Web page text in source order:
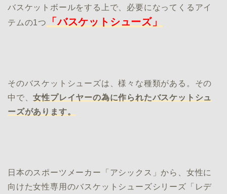
バスケットボールをする上で、必要になってくるアイ
テムの1つ
「バスケットシューズ」
そのバスケットシューズは、様々な種類がある。その
中で、女性プレイヤーの為に作られたバスケットシュ
ーズがあります。
日本のスポーツメーカー「アシックス」から、女性に
向けた女性専用のバスケットシューズシリーズ「レデ